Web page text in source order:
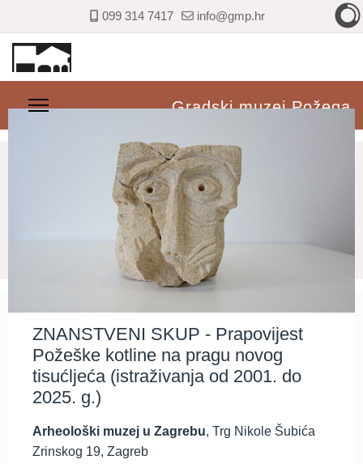
099 314 7417 info@gmp.hr
Gradski muzej Požega
ZNANSTVENI SKUP - Prapovijest
Požeške kotline na pragu novog
tisućljeća (istraživanja od 2001. do
2025. g.)
Arheološki muzej u Zagrebu, Trg Nikole Šubića
Zrinskog 19, Zagreb